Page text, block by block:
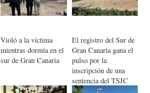
Violó a la víctima
mientras dormía en el
sur de Gran Canaria
El registro del Sur de
Gran Canaria gana el
pulso por la
inscripción de una
sentencia del TSJC